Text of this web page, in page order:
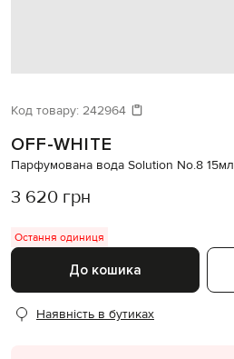
Код товару: 242964
OFF-WHITE
Парфумована вода Solution No.8 15мл
3 620 грн
Остання одиниця
До кошика
Наявність в бутиках